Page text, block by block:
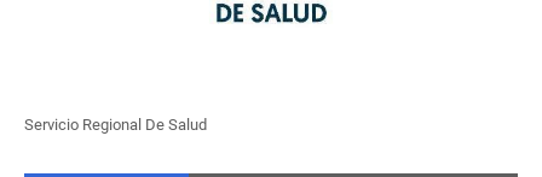
Servicio Regional De Salud